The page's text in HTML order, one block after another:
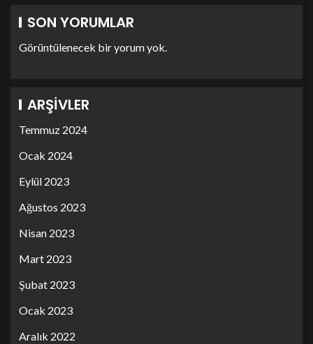
SON YORUMLAR
Görüntülenecek bir yorum yok.
ARŞIVLER
Temmuz 2024
Ocak 2024
Eylül 2023
Ağustos 2023
Nisan 2023
Mart 2023
Şubat 2023
Ocak 2023
Aralık 2022